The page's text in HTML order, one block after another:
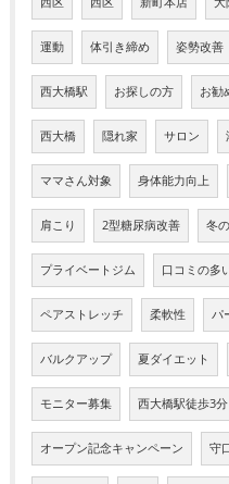
運動 体引き締め 姿勢改善
西大橋駅 お探しの方 お勧
西大橋 隠れ家 サロン
ママさん対象 身体能力向上
肩こり 2型糖尿病改善 冬
プライベートジム 口コミの多
ペアストレッチ 柔軟性 パ
バルクアップ 夏ダイエット
モニター募集 西大橋駅徒歩3分
オープン記念キャンペーン 守